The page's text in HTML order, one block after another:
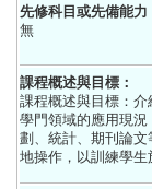
先修科目或先備能力
無
課程概述與目標：
課程概述與目標：
學門領域的應用現
劃、統計、期刊論
地操作，以訓練學生